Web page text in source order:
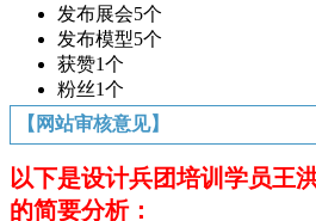
发布展会5个
发布模型5个
获赞1个
粉丝1个
【网站审核意见】
以下是设计兵团培训学员王
的简要分析：